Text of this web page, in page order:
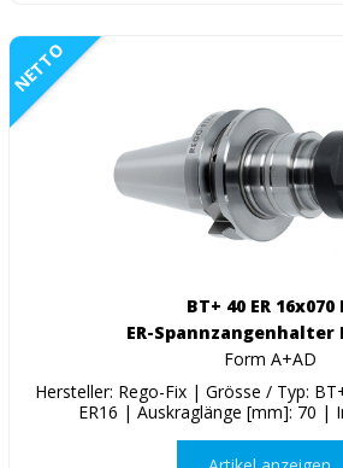
NETTO
BT+ 40 ER 16x070
ER-Spannzangenhalter
Form A+AD
Hersteller: Rego-Fix | Grösse / Typ:
ER16 | Auskraglänge [mm]: 70 |